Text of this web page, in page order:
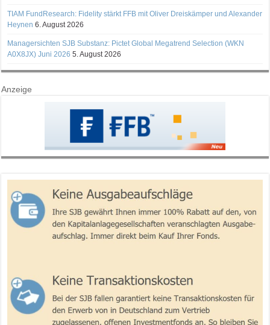
TIAM FundResearch: Fidelity stärkt FFB mit Oliver Dreiskämper und Alexander
Heynen 6. August 2026
Managersichten SJB Substanz: Pictet Global Megatrend Selection (WKN
A0X8JX) Juni 2026 5. August 2026
Anzeige